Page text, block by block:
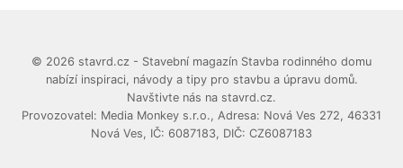
© 2026 stavrd.cz - Stavební magazín Stavba rodinného domu
nabízí inspiraci, návody a tipy pro stavbu a úpravu domů.
Navštivte nás na stavrd.cz.
Provozovatel: Media Monkey s.r.o., Adresa: Nová Ves 272, 46331
Nová Ves, IČ: 6087183, DIČ: CZ6087183